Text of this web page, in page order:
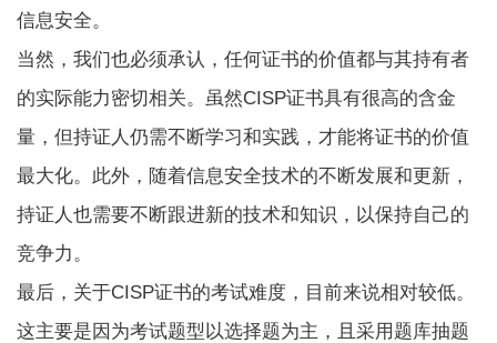
信息安全。
当然，我们也必须承认，任何证书的价值都与其持有者
的实际能力密切相关。虽然CISP证书具有很高的含金
量，但持证人仍需不断学习和实践，才能将证书的价值
最大化。此外，随着信息安全技术的不断发展和更新，
持证人也需要不断跟进新的技术和知识，以保持自己的
竞争力。
最后，关于CISP证书的考试难度，目前来说相对较低。
这主要是因为考试题型以选择题为主，且采用题库抽题